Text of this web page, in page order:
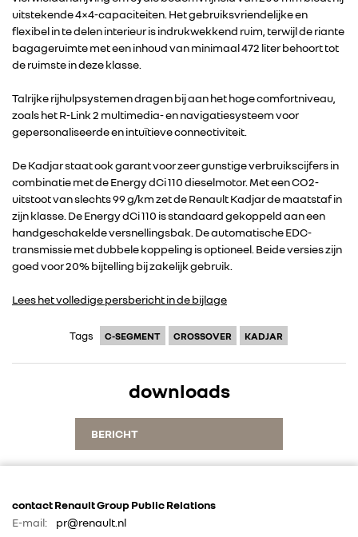
RENAULT GROUP
RENAULT
DACIA
ALPINE
uitstekende 4×4-capaciteiten. Het gebruiksvriendelijke en
flexibel in te delen interieur is indrukwekkend ruim, terwijl de riante
bagageruimte met een inhoud van minimaal 472 liter behoort tot
de ruimste in deze klasse.
Talrijke rijhulpsystemen dragen bij aan het hoge comfortniveau,
zoals het R-Link 2 multimedia- en navigatiesysteem voor
gepersonaliseerde en intuïtieve connectiviteit.
De Kadjar staat ook garant voor zeer gunstige verbruikscijfers in
combinatie met de Energy dCi 110 dieselmotor. Met een CO2-
uitstoot van slechts 99 g/km zet de Renault Kadjar de maatstaf in
zijn klasse. De Energy dCi 110 is standaard gekoppeld aan een
handgeschakelde versnellingsbak. De automatische EDC-
transmissie met dubbele koppeling is optioneel. Beide versies zijn
goed voor 20% bijtelling bij zakelijk gebruik.
Lees het volledige persbericht in de bijlage
Tags C-SEGMENT CROSSOVER KADJAR
downloads
BERICHT
contact Renault Group Public Relations
E-mail:
pr@renault.nl